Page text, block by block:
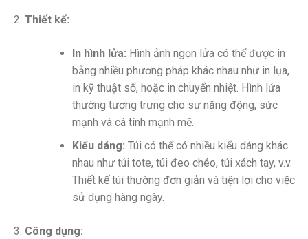
Thiết kế:
In hình lửa: Hình ảnh ngọn lửa có thể được in
bằng nhiều phương pháp khác nhau như in lụa,
in kỹ thuật số, hoặc in chuyển nhiệt. Hình lửa
thường tượng trưng cho sự năng động, sức
mạnh và cá tính mạnh mẽ.
Kiểu dáng: Túi có thể có nhiều kiểu dáng khác
nhau như túi tote, túi đeo chéo, túi xách tay, v.v.
Thiết kế túi thường đơn giản và tiện lợi cho việc
sử dụng hàng ngày.
Công dụng: